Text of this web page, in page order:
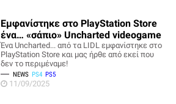
Εμφανίστηκε στο PlayStation Store
ένα… «σάπιο» Uncharted videogame
Ένα Uncharted... από τα LIDL εμφανίστηκε στο
PlayStation Store και μας ήρθε από εκεί που
δεν το περιμέναμε!
NEWS PS4 PS5
11/09/2025